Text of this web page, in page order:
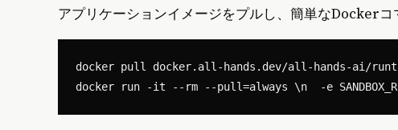
アプリケーションイメージをプルし、簡単なDockerコ
docker pull docker.all-hands.dev/all-hands-ai/